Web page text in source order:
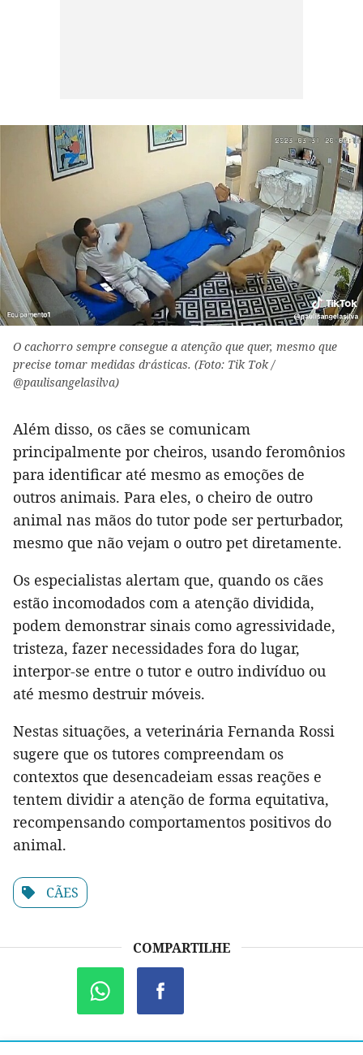
O cachorro sempre consegue a atenção que quer, mesmo que
precise tomar medidas drásticas. (Foto: Tik Tok /
@paulisangelasilva)
Além disso, os cães se comunicam
principalmente por cheiros, usando feromônios
para identificar até mesmo as emoções de
outros animais. Para eles, o cheiro de outro
animal nas mãos do tutor pode ser perturbador,
mesmo que não vejam o outro pet diretamente.
Os especialistas alertam que, quando os cães
estão incomodados com a atenção dividida,
podem demonstrar sinais como agressividade,
tristeza, fazer necessidades fora do lugar,
interpor-se entre o tutor e outro indivíduo ou
até mesmo destruir móveis.
Nestas situações, a veterinária Fernanda Rossi
sugere que os tutores compreendam os
contextos que desencadeiam essas reações e
tentem dividir a atenção de forma equitativa,
recompensando comportamentos positivos do
animal.
CÃES
COMPARTILHE